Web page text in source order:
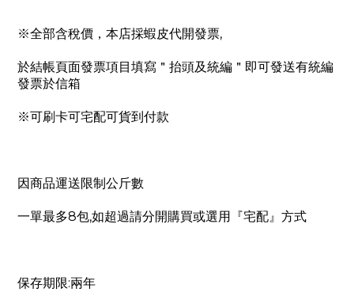
※全部含稅價，本店採蝦皮代開發票,
於結帳頁面發票項目填寫＂抬頭及統編＂即可發送有統編
發票於信箱
※可刷卡可宅配可貨到付款
因商品運送限制公斤數
一單最多8包,如超過請分開購買或選用『宅配』方式
保存期限:兩年